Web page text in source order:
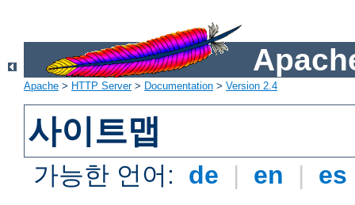
Apache > HTTP Server> Documentation > Version 2.4
사이트맵
가능한 언어: de | en | es